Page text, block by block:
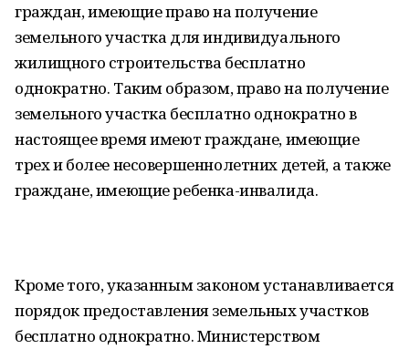
граждан, имеющие право на получение
земельного участка для индивидуального
жилищного строительства бесплатно
однократно. Таким образом, право на получение
земельного участка бесплатно однократно в
настоящее время имеют граждане, имеющие
трех и более несовершеннолетних детей, а также
граждане, имеющие ребенка-инвалида.
Кроме того, указанным законом устанавливается
порядок предоставления земельных участков
бесплатно однократно. Министерством